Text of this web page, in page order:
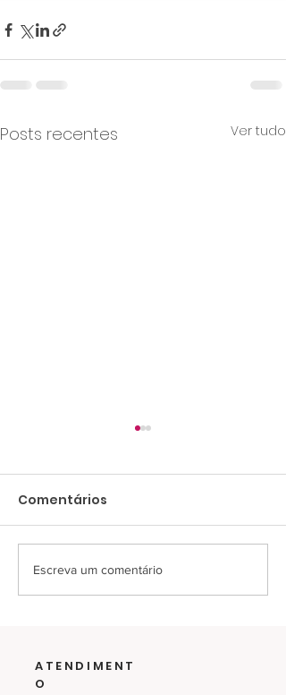
Posts recentes Ver tudo
Últimos dias para
ajudar na campanha
Comentários
Escreva um comentário
ATENDIMENT
O